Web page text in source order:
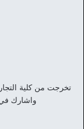
تخرجت من كلية
واشارك